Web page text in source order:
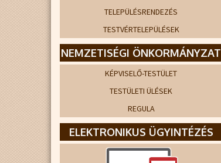
TELEPÜLÉSRENDEZÉS
TESTVÉRTELEPÜLÉSEK
NEMZETISÉGI ÖNKORMÁNYZAT
KÉPVISELŐ-TESTÜLET
TESTÜLETI ÜLÉSEK
REGULA
ELEKTRONIKUS ÜGYINTÉZÉS